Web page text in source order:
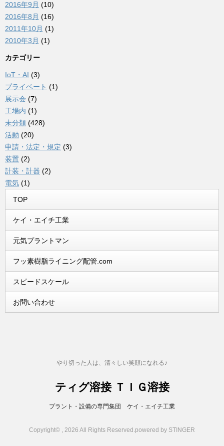
2016年9月 (10)
2016年8月 (16)
2011年10月 (1)
2010年3月 (1)
カテゴリー
IoT・AI (3)
プライベート (1)
展示会 (7)
工場内 (1)
未分類 (428)
活動 (20)
申請・法定・規定 (3)
装置 (2)
計装・計器 (2)
電気 (1)
TOP
ケイ・エイチ工業
元気プラントマン
フッ素樹脂ライニング配管.com
スピードスケール
お問い合わせ
やり切った人は、清々しい笑顔になれる♪
ティグ溶接 ＴＩＧ溶接
プラント・設備の専門集団 ケイ・エイチ工業
Copyright© , 2026 All Rights Reserved.powered by STINGER